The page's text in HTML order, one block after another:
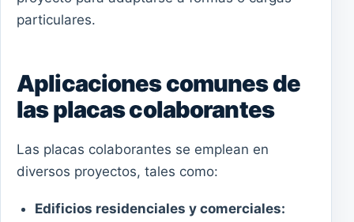
particulares.
Aplicaciones comunes de
las placas colaborantes
Las placas colaborantes se emplean en
diversos proyectos, tales como:
Edificios residenciales y comerciales: